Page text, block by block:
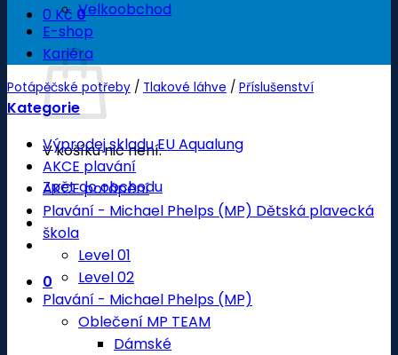
0 Kč 0
Košík
V košíku nic není.
Zpět do obchodu
0
Velkoobchod
E-shop
Kariéra
Potápěčské potřeby / Tlakové láhve / Příslušenství
Kategorie
Výprodej skladu EU Aqualung
AKCE plavání
AKCE potápění
Plavání - Michael Phelps (MP) Dětská plavecká
škola
Level 01
Level 02
Plavání - Michael Phelps (MP)
Oblečení MP TEAM
Dámské